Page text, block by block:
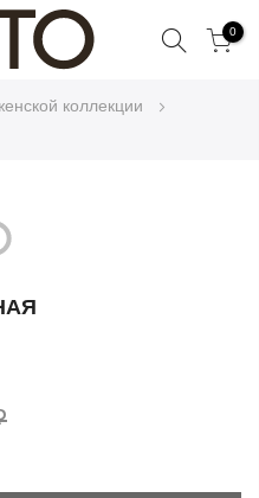
Поиск0
коллекции